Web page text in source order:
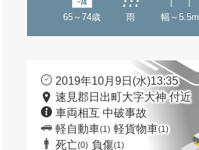
65～74歳 雨 幅～5.5m
2019年10月9日(水)13:35
速見郡日出町大字大神 付近
車両相互 中破事故
軽自動車(1) 軽貨物車(1)
死亡(0) 負傷(1)